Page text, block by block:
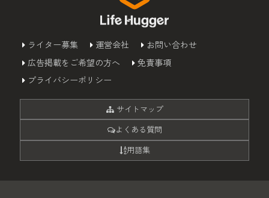
ライター募集 運営会社
お問い合わせ
広告掲載をご希望の方へ
免責事項
プライバシーポリシー
サイトマップ
よくある質問
用語集